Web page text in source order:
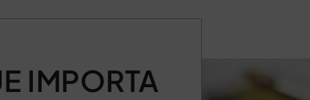
IMPORTA